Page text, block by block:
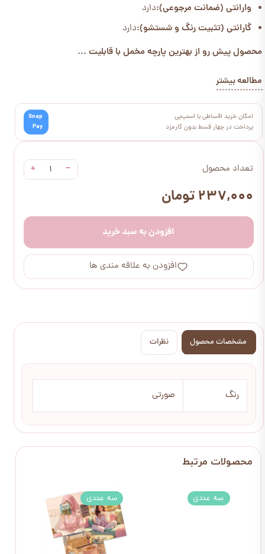
تعداد محصول −
+
۲۳۷,۰۰۰ تومان
افزودن به سبد خرید
افزودن به علاقه مندی ها
وارانتی (ضمانت مرجوعی):دارد
گارانتی (تثبیت رنگ و شستشو):دارد
محصول پیش رو از بهترین پارچه مخمل با قابلیت ...
مطالعه بیشتر
امکان خرید اقساطی با اسنپ‌پی
پرداخت در چهار قسط بدون کارمزد
Snap
Pay
مشخصات محصول نظرات
رنگ صورتی
سه عددی سه عددی